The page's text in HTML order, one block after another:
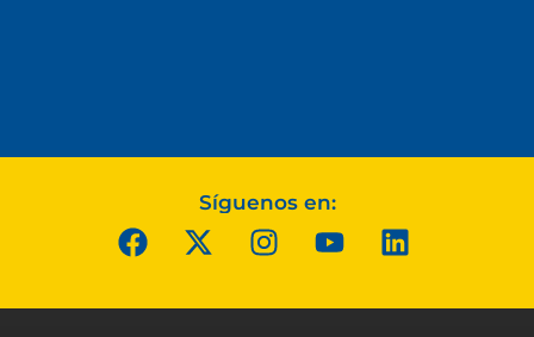
Síguenos en: